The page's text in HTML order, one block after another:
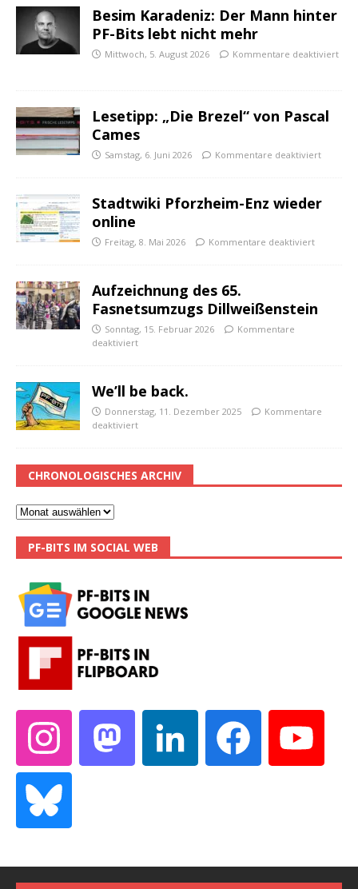
Besim Karadeniz: Der Mann hinter
PF-Bits lebt nicht mehr
Mittwoch, 5. August 2026 Kommentare deaktiviert
Lesetipp: „Die Brezel“ von Pascal
Cames
Samstag, 6. Juni 2026 Kommentare deaktiviert
Stadtwiki Pforzheim-Enz wieder
online
Freitag, 8. Mai 2026 Kommentare deaktiviert
Aufzeichnung des 65.
Fasnetsumzugs Dillweißenstein
Sonntag, 15. Februar 2026
Kommentare
deaktiviert
We’ll be back.
Donnerstag, 11. Dezember 2025
Kommentare
deaktiviert
CHRONOLOGISCHES ARCHIV
PF-BITS IM SOCIAL WEB